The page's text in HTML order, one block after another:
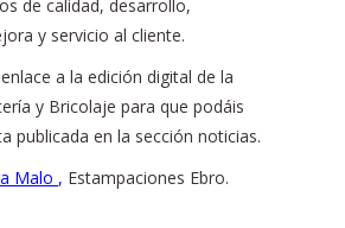
de calidad, desarrollo,
y servicio al cliente.
a la edición digital de la
y Bricolaje para que podáis
publicada en la sección noticias.
Malo , Estampaciones Ebro.